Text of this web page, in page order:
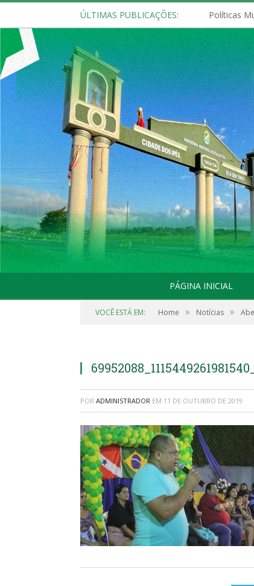
ÚLTIMAS PUBLICAÇÕES:
PÁGINA INICIAL
VOCÊ ESTÁ EM: Home » Notícias »
POR ADMINISTRADOR EM 11 DE OUTUBRO DE 2019